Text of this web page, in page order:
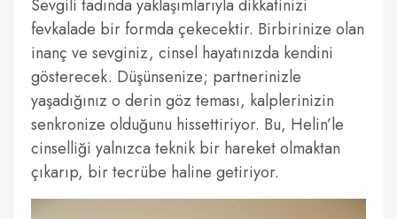
Sevgili tadında yaklaşımlarıyla dikkatinizi
fevkalade bir formda çekecektir. Birbirinize olan
inanç ve sevginiz, cinsel hayatınızda kendini
gösterecek. Düşünsenize; partnerinizle
yaşadığınız o derin göz teması, kalplerinizin
senkronize olduğunu hissettiriyor. Bu, Helin’le
cinselliği yalnızca teknik bir hareket olmaktan
çıkarıp, bir tecrübe haline getiriyor.